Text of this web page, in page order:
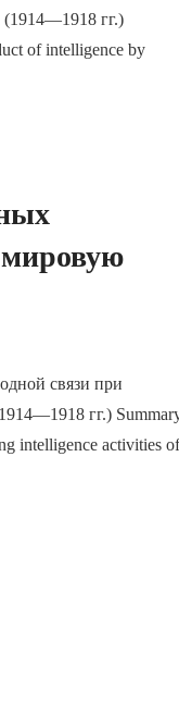
гг.)
of intelligence by
мировую
связи при
гг.)
intelligence activities